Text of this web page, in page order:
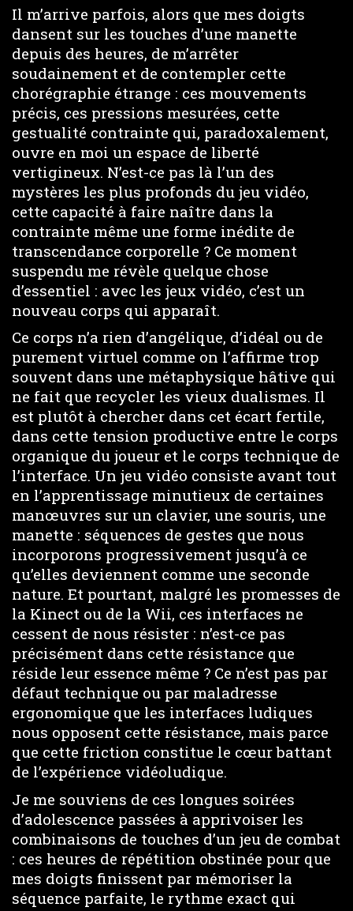
Il m’arrive parfois, alors que mes doigts
dansent sur les touches d’une manette
depuis des heures, de m’arrêter
soudainement et de contempler cette
chorégraphie étrange : ces mouvements
précis, ces pressions mesurées, cette
gestualité contrainte qui, paradoxalement,
ouvre en moi un espace de liberté
vertigineux. N’est-ce pas là l’un des
mystères les plus profonds du jeu vidéo,
cette capacité à faire naître dans la
contrainte même une forme inédite de
transcendance corporelle ? Ce moment
suspendu me révèle quelque chose
d’essentiel : avec les jeux vidéo, c’est un
nouveau corps qui apparaît.
Ce corps n’a rien d’angélique, d’idéal ou de
purement virtuel comme on l’affirme trop
souvent dans une métaphysique hâtive qui
ne fait que recycler les vieux dualismes. Il
est plutôt à chercher dans cet écart fertile,
dans cette tension productive entre le corps
organique du joueur et le corps technique de
l’interface. Un jeu vidéo consiste avant tout
en l’apprentissage minutieux de certaines
manœuvres sur un clavier, une souris, une
manette : séquences de gestes que nous
incorporons progressivement jusqu’à ce
qu’elles deviennent comme une seconde
nature. Et pourtant, malgré les promesses de
la Kinect ou de la Wii, ces interfaces ne
cessent de nous résister : n’est-ce pas
précisément dans cette résistance que
réside leur essence même ? Ce n’est pas par
défaut technique ou par maladresse
ergonomique que les interfaces ludiques
nous opposent cette résistance, mais parce
que cette friction constitue le cœur battant
de l’expérience vidéoludique.
Je me souviens de ces longues soirées
d’adolescence passées à apprivoiser les
combinaisons de touches d’un jeu de combat
: ces heures de répétition obstinée pour que
mes doigts finissent par mémoriser la
séquence parfaite, le rythme exact qui